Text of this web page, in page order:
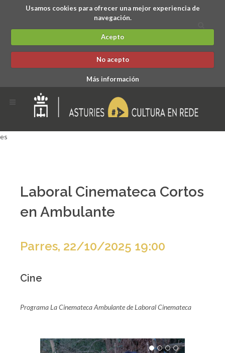
Usamos cookies para ofrecer una mejor experiencia de
navegación.
Acepto
No acepto
Más información
es
Laboral Cinemateca Cortos
en Ambulante
Parres, 22/10/2025 19:00
Cine
Programa La Cinemateca Ambulante de Laboral Cinemateca